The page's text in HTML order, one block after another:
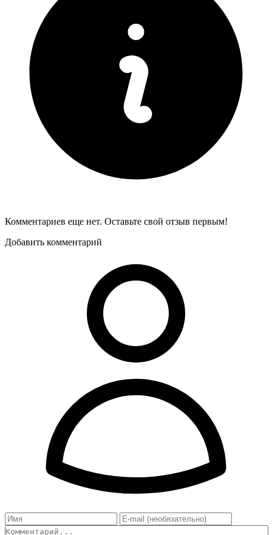
Комментариев еще нет. Оставьте свой отзыв первым!
Добавить комментарий